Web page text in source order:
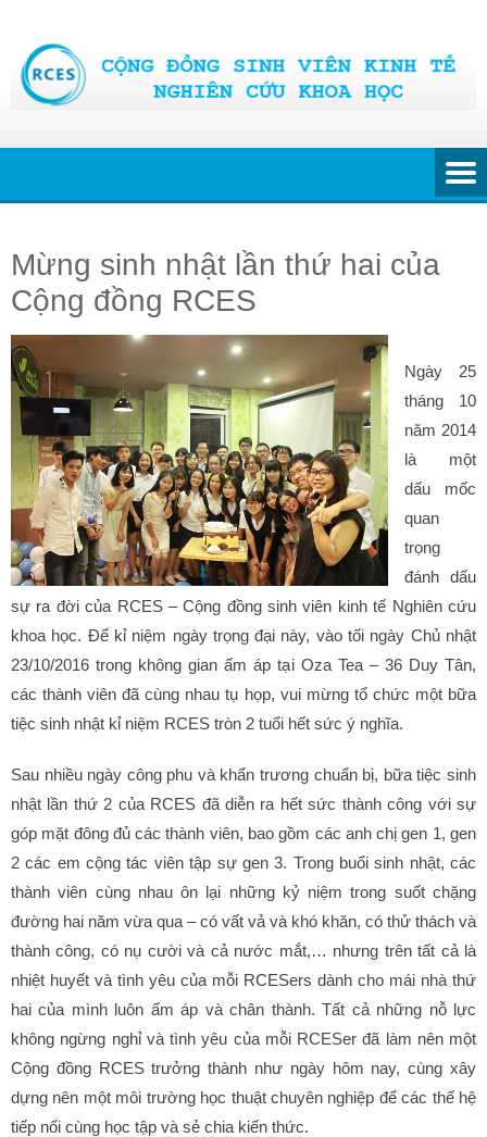
content
Mừng sinh nhật lần thứ hai của
Cộng đồng RCES
Ngày 25
tháng 10
năm 2014
là một
dấu mốc
quan
trọng
đánh dấu
sự ra đời của RCES – Cộng đồng sinh viên kinh tế Nghiên cứu
khoa học. Để kỉ niệm ngày trọng đại này, vào tối ngày Chủ nhật
23/10/2016 trong không gian ấm áp tại Oza Tea – 36 Duy Tân,
các thành viên đã cùng nhau tụ họp, vui mừng tổ chức một bữa
tiệc sinh nhật kỉ niệm RCES tròn 2 tuổi hết sức ý nghĩa.
Sau nhiều ngày công phu và khẩn trương chuẩn bị, bữa tiệc sinh
nhật lần thứ 2 của RCES đã diễn ra hết sức thành công với sự
góp mặt đông đủ các thành viên, bao gồm các anh chị gen 1, gen
2 các em cộng tác viên tập sự gen 3. Trong buổi sinh nhật, các
thành viên cùng nhau ôn lại những kỷ niệm trong suốt chặng
đường hai năm vừa qua – có vất vả và khó khăn, có thử thách và
thành công, có nụ cười và cả nước mắt,… nhưng trên tất cả là
nhiệt huyết và tình yêu của mỗi RCESers dành cho mái nhà thứ
hai của mình luôn ấm áp và chân thành. Tất cả những nỗ lực
không ngừng nghỉ và tình yêu của mỗi RCESer đã làm nên một
Cộng đồng RCES trưởng thành như ngày hôm nay, cùng xây
dựng nên một môi trường học thuật chuyên nghiệp để các thế hệ
tiếp nối cùng học tập và sẻ chia kiến thức.